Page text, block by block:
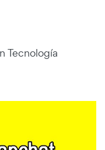
Tecnología